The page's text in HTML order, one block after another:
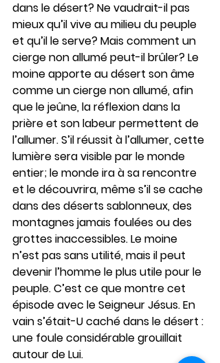
dans le désert? Ne vaudrait-il pas
mieux qu’il vive au milieu du peuple
et qu’il le serve? Mais comment un
cierge non allumé peut-il brûler? Le
moine apporte au désert son âme
comme un cierge non allumé, afin
que le jeûne, la réflexion dans la
prière et son labeur permettent de
l’allumer. S’il réussit à l’allumer, cette
lumière sera visible par le monde
entier; le monde ira à sa rencontre
et le découvrira, même s’il se cache
dans des déserts sablonneux, des
montagnes jamais foulées ou des
grottes inaccessibles. Le moine
n’est pas sans utilité, mais il peut
devenir l’homme le plus utile pour le
peuple. C’est ce que montre cet
épisode avec le Seigneur Jésus. En
vain s’était-U caché dans le désert :
une foule considérable grouillait
autour de Lui.